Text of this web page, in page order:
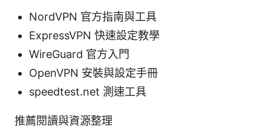
NordVPN 官方指南與工具
ExpressVPN 快速設定教學
WireGuard 官方入門
OpenVPN 安裝與設定手冊
speedtest.net 測速工具
推薦閱讀與資源整理